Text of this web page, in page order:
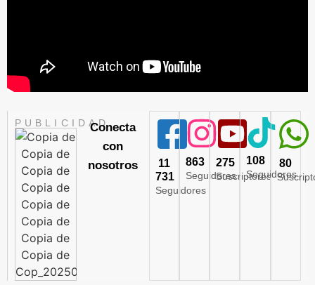
PUBLICIDADConecta
con
nosotros
11
731
Seguidores
863
Seguidores
275
Suscriptores
108
Seguidores
80